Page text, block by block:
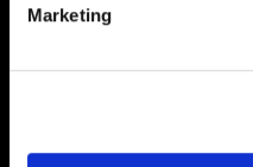
Marketing